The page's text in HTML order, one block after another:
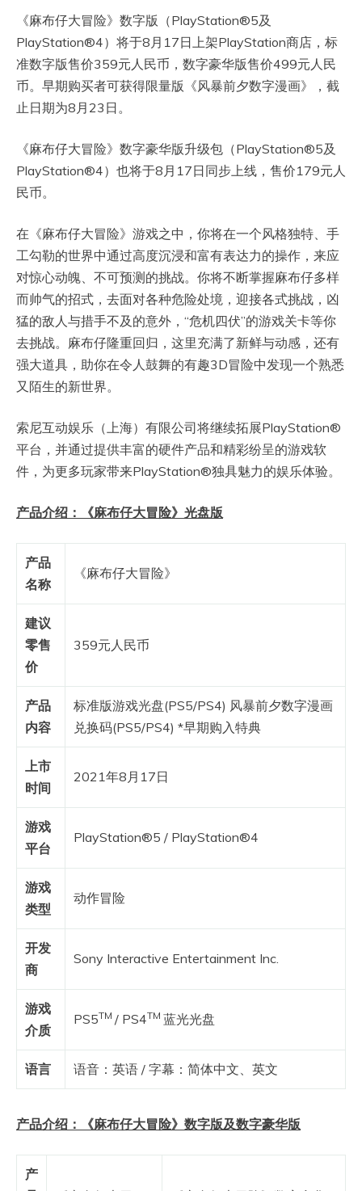
《麻布仔大冒险》数字版（PlayStation®5及
PlayStation®4）将于8月17日上架PlayStation商店，标
准数字版售价359元人民币，数字豪华版售价499元人民
币。早期购买者可获得限量版《风暴前夕数字漫画》，截
止日期为8月23日。
《麻布仔大冒险》数字豪华版升级包（PlayStation®5及
PlayStation®4）也将于8月17日同步上线，售价179元人
民币。
在《麻布仔大冒险》游戏之中，你将在一个风格独特、手
工勾勒的世界中通过高度沉浸和富有表达力的操作，来应
对惊心动魄、不可预测的挑战。你将不断掌握麻布仔多样
而帅气的招式，去面对各种危险处境，迎接各式挑战，凶
猛的敌人与措手不及的意外，“危机四伏”的游戏关卡等你
去挑战。麻布仔隆重回归，这里充满了新鲜与动感，还有
强大道具，助你在令人鼓舞的有趣3D冒险中发现一个熟悉
又陌生的新世界。
索尼互动娱乐（上海）有限公司将继续拓展PlayStation®
平台，并通过提供丰富的硬件产品和精彩纷呈的游戏软
件，为更多玩家带来PlayStation®独具魅力的娱乐体验。
产品介绍：《麻布仔大冒险》光盘版
产品
名称
《麻布仔大冒险》
建议
零售
价
359元人民币
产品
内容
标准版游戏光盘(PS5/PS4) 风暴前夕数字漫画
兑换码(PS5/PS4) *早期购入特典
上市
时间
2021年8月17日
游戏
平台
PlayStation®5 / PlayStation®4
游戏
类型
动作冒险
开发
商
Sony Interactive Entertainment Inc.
游戏
介质
PS5TM / PS4TM 蓝光光盘
语言 语音：英语 / 字幕：简体中文、英文
产品介绍：《麻布仔大冒险》数字版及数字豪华版
产